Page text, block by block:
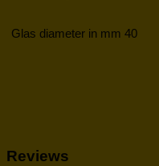
Glas diameter in mm 40
Reviews